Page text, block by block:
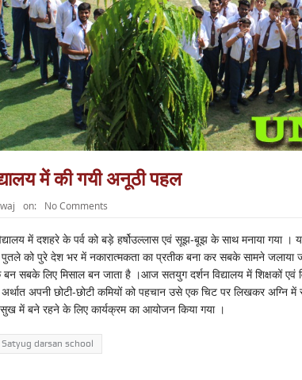
में की गयी अनूठी पहल
on: No Comments
में दशहरे के पर्व को बड़े हर्षोउल्लास एवं सूझ-बूझ के साथ मनाया गया
को पुरे देश भर में नकारात्मकता का प्रतीक बना कर सबके सामने जलाया
सबके लिए मिसाल बन जाता है ।आज सतयुग दर्शन विद्यालय में शिक्षकों एवं
अपनी छोटी-छोटी कमियों को पहचान उसे एक चिट पर लिखकर अग्नि में
में बने रहने के लिए कार्यक्रम का आयोजन किया गया ।
Satyug darsan school